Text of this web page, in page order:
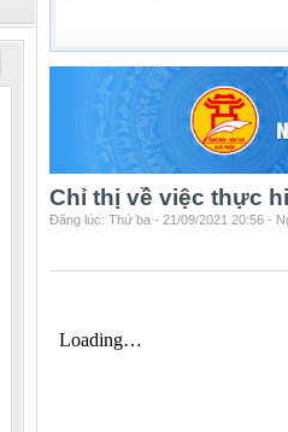
Chỉ thị về việc thực
Đăng lúc: Thứ ba - 21/09/2021 20:56 -